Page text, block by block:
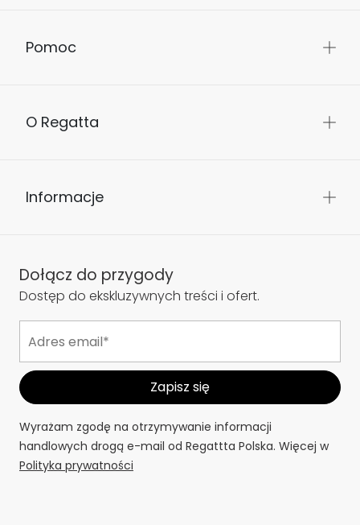
Pomoc
O Regatta
Informacje
Dołącz do przygody
Dostęp do ekskluzywnych treści i ofert.
Wyrażam zgodę na otrzymywanie informacji
handlowych drogą e-mail od Regattta Polska. Więcej w
Polityka prywatności